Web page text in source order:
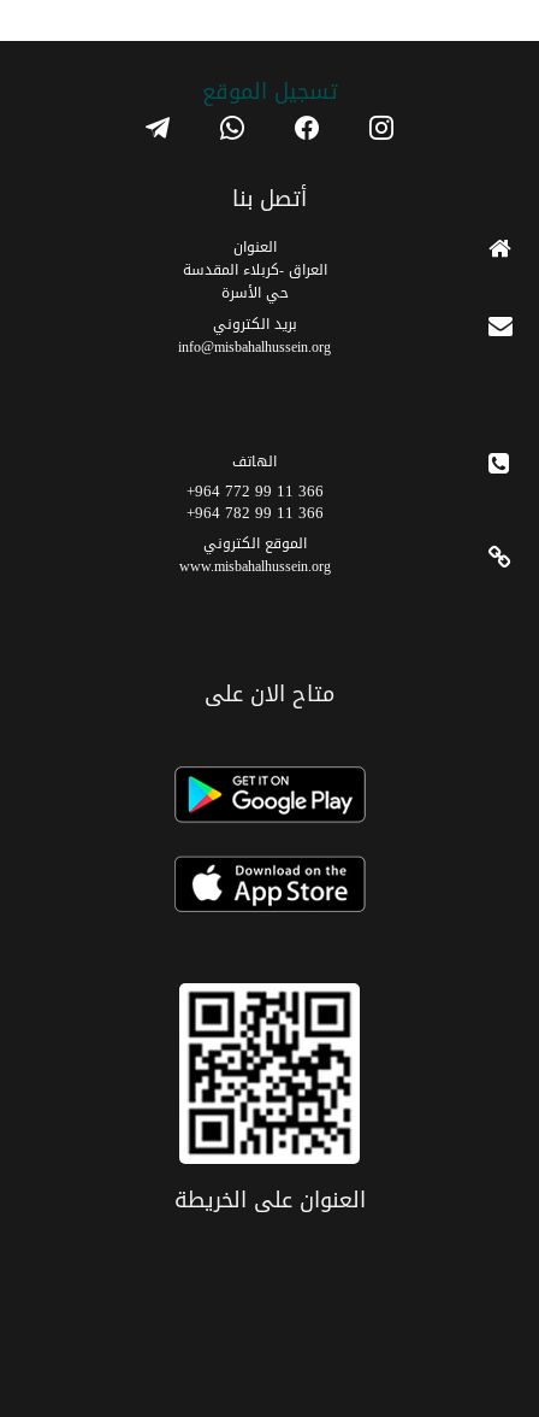
تسجیل الموقع instagram
facebook
whatsapp
telegram
أتصل بنا
العنوان
العراق -كربلاء المقدسة
حي الأسرة
برید الکتروني
info@misbahalhussein.org
الهاتف
366 11 99 772 964+
366 11 99 782 964+
الموقع الکتروني
www.misbahalhussein.org
متاح الان على
العنوان علی الخریطة